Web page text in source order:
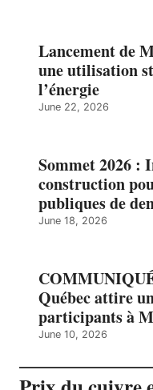
Lancement de
une utilisation
l’énergie
June 22, 2026
Sommet 2026 :
construction
publiques de
June 18, 2026
Québec attire
participants à
June 10, 2026